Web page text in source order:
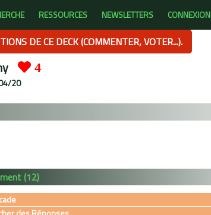
RESSOURCES NEWSLETTERS CONNEXION
DE CE DECK (COMMENTER, VOTER...).
4
20
(12)